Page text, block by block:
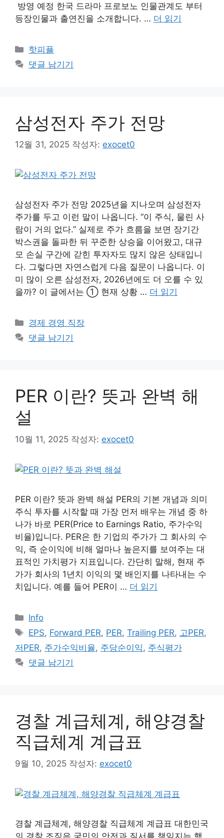
​ 방영 예정 한국 드라마 프로보노 인물관계도 부터
등장인물과 출연진을 소개합니다. … 더 읽기
카
테
고
핫피플
댓글 남기기
삼성전자 주가 전망
12월 31, 2025 작성자: exocet0
삼성전자 주가 전망 2025년을 지나오며 삼성전자
주가를 두고 이런 말이 나옵니다. “이 주식, 물린 사
람이 거의 없다.” 실제로 주가 흐름을 보면 장기간
박스권을 돌파한 뒤 꾸준한 상승을 이어왔고, 대규
모 손실 구간에 갇힌 투자자도 많지 않은 상태입니
다. 그렇다면 자연스럽게 다음 질문이 나옵니다. 이
미 많이 오른 삼성전자, 2026년에도 더 오를 수 있
을까? 이 글에서는 ① 현재 상황 … 더 읽기
카
테
경제 경영 직장
댓글 남기기
PER 이란? 뜻과 완벽 해
설
10월 11, 2025 작성자: exocet0
PER 이란? 뜻과 완벽 해설 PER의 기본 개념과 의미
주식 투자를 시작할 때 가장 먼저 배우는 개념 중 하
나가 바로 PER(Price to Earnings Ratio, 주가수익
비율)입니다. PER은 한 기업의 주가가 그 회사의 수
익, 즉 순이익에 비해 얼마나 높은지를 보여주는 대
표적인 가치평가 지표입니다. 간단히 말해, 현재 주
가가 회사의 1년치 이익의 몇 배인지를 나타내는 수
치입니다. 예를 들어 PER이 … 더 읽기
카
테
리
Info
태
그
EPS, Forward PER, PER,Trailing PER, 고PER,
저PER, 주가수익비율, 주당순이익 , 주식평가
댓글 남기기
경찰 계급체계, 해양경찰
직급체계 계급표
9월 10, 2025 작성자: exocet0
경찰 계급체계, 해양경찰 직급체계 계급표 대한민국
의 경찰 조직은 국민의 안전과 질서를 책임지는 핵